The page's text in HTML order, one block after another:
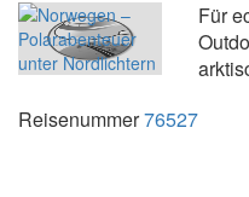
Für
Reisenummer76527